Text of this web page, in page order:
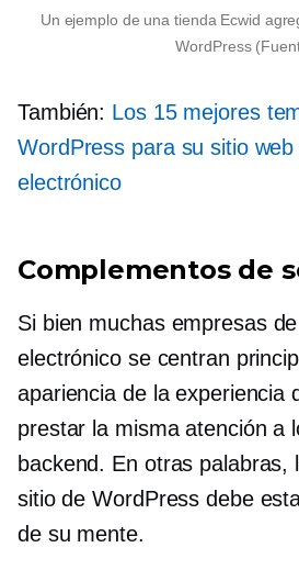
Un ejemplo de una tienda Ecwid
WordPress
También: Los 15 mejores
WordPress para su sitio
electrónico
Complementos de
Si bien muchas empresas
electrónico se centran
apariencia de la experiencia
prestar la misma atención a
backend. En otras palabras,
sitio de WordPress debe
de su mente.